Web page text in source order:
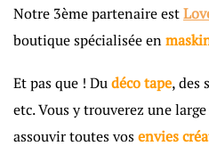
Notre 3ème partenaire est
boutique spécialisée en
Et pas que ! Dudéco tape, des
etc. Vous y trouverez une
assouvir toutes vosenvies